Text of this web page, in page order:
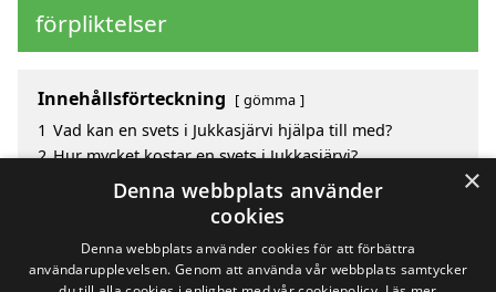
förpliktelser
Innehållsförteckning gömma
1 Vad kan en svets i Jukkasjärvi hjälpa till med?
2 Hur mycket kostar en svets i Jukkasjärvi?
Fördelar med att välja svets i Jukkasjärvi
Sök efter en skicklig svets i de omgivande städerna
×
Denna webbplats använder
cookies
Denna webbplats använder cookies för att förbättra
användarupplevelsen. Genom att använda vår webbplats samtycker